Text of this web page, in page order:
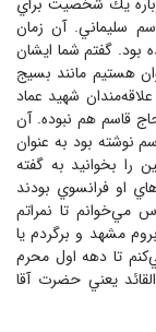
سليماني. آن زمان
بود. گفتم شما ايشان
مي‌شناسيد؟ گفتند ما جمعي تقريباً 500 جوان هستيم مانند بسيج
شهيد عماد
قاسم هم نبوده. آن
نوشته بود به عنوان
را بخوانيد به گفته
او فرانسوي بودند
تا نمراتم
مشهد و برگردم يا
تا دهه اول محرم
يعني حضرت آقا